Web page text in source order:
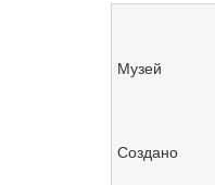
Музей
Создано